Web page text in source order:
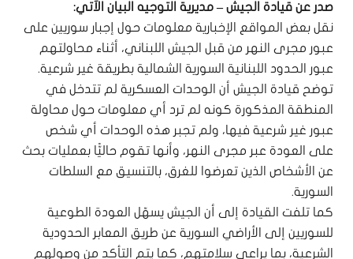
صدر عن قيادة الجيش – مديرية التوجيه البيان الآتي:
نقل بعض المواقع الإخبارية معلومات حول إجبار سوريين على
عبور مجرى النهر من قبل الجيش اللبناني، أثناء محاولتهم
عبور الحدود اللبنانية السورية الشمالية بطريقة غير شرعية.
توضح قيادة الجيش أن الوحدات العسكرية لم تتدخل في
المنطقة المذكورة كونه لم ترد أي معلومات حول محاولة
عبور غير شرعية فيها، ولم تجبر هذه الوحدات أي شخص
على العودة عبر مجرى النهر، وأنها تقوم حاليًّا بعمليات بحث
عن الأشخاص الذين تعرضوا للغرق، بالتنسيق مع السلطات
السورية.
كما تلفت القيادة إلى أن الجيش يسهّل العودة الطوعية
للسوريين إلى الأراضي السورية عن طريق المعابر الحدودية
الشرعية، بما يراعي سلامتهم، كما يتم التأكد من وصولهم